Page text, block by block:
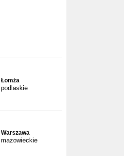
Łomża
podlaskie
Warszawa
mazowieckie